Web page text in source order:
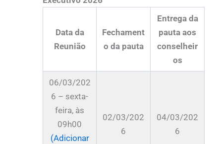
Data da
Reunião
Fechament
o da pauta
Entrega da
pauta aos
conselheir
os
06/03/202
6 – sexta-
feira, às
09h00
(Adicionar
02/03/202
6
04/03/202
6